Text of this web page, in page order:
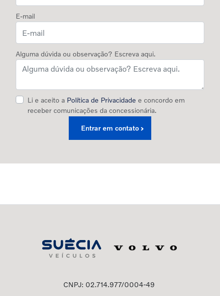
E-mail
Alguma dúvida ou observação? Escreva aqui.
Li e aceito a Política de Privacidade e concordo em
receber comunicações da concessionária.
Entrar em contato
CNPJ: 02.714.977/0004-49